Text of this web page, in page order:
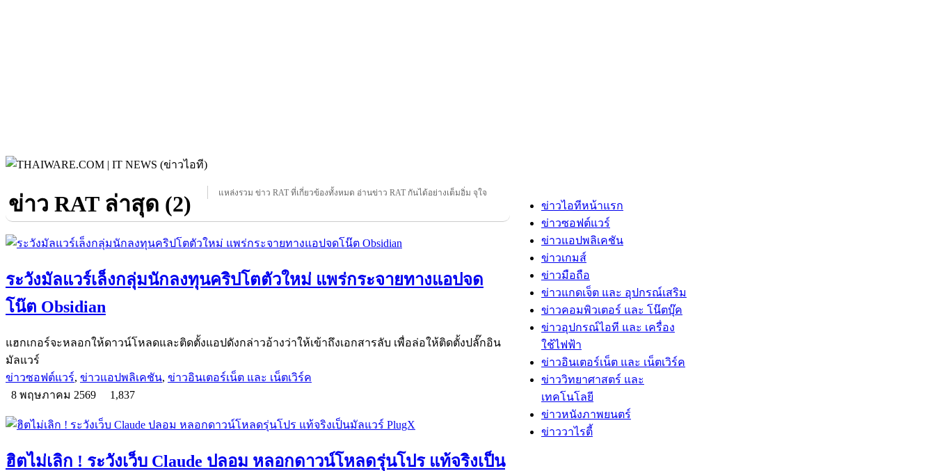
ข่าว RAT ล่าสุด (2) แหล่งรวม ข่าว RAT ที่เกี่ยวข้องทั้งหมด อ่านข่าว RAT กันได้อย่างเต็มอิ่ม จุใจ
ระวังมัลแวร์เล็งกลุ่มนักลงทุนคริปโตตัวใหม่ แพร่กระจายทางแอปจด
โน๊ต Obsidian
แฮกเกอร์จะหลอกให้ดาวน์โหลดและติดตั้งแอปดังกล่าวอ้างว่าให้เข้าถึงเอกสารลับ เพื่อล่อให้ติดตั้งปลั๊กอิน
มัลแวร์
ข่าวซอฟต์แวร์, ข่าวแอปพลิเคชัน, ข่าวอินเตอร์เน็ต และ เน็ตเวิร์ค
8 พฤษภาคม 2569
1,837
ฮิตไม่เลิก ! ระวังเว็บ Claude ปลอม หลอกดาวน์โหลดรุ่นโปร แท้จริงเป็น
ข่าวไอทีหน้าแรก
ข่าวซอฟต์แวร์
ข่าวแอปพลิเคชัน
ข่าวเกมส์
ข่าวมือถือ
ข่าวแกดเจ็ต และ อุปกรณ์เสริม
ข่าวคอมพิวเตอร์ และ โน๊ตบุ๊ค
ข่าวอุปกรณ์ไอที และ เครื่อง
ใช้ไฟฟ้า
ข่าวอินเตอร์เน็ต และ เน็ตเวิร์ค
ข่าววิทยาศาสตร์ และ
เทคโนโลยี
ข่าวหนังภาพยนตร์
ข่าววาไรตี้